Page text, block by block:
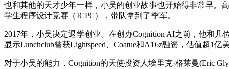
也和其他的天才少年一样，小吴的创业故事也开始得非常早。
学生程序设计竞赛（ICPC），带队拿到了季军。
2017年，小吴决定退学创业。在创办Cognition AI之前，他和
显示Lunchclub曾获Lightspeed、Coatue和A16z融资，估值超1
对于小吴的能力，Cognition的天使投资人埃里克·格莱曼(Eric